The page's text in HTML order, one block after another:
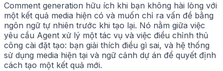
Comment generation hữu ích khi bạn không hài lòng với
một kết quả media hiện có và muốn chỉ ra vấn đề bằng
ngôn ngữ tự nhiên trước khi tạo lại. Nó nằm giữa việc
yêu cầu Agent xử lý một tác vụ và việc điều chỉnh thủ
công cài đặt tạo: bạn giải thích điều gì sai, và hệ thống
sử dụng media hiện tại và ngữ cảnh dự án để quyết định
cách tạo một kết quả mới.